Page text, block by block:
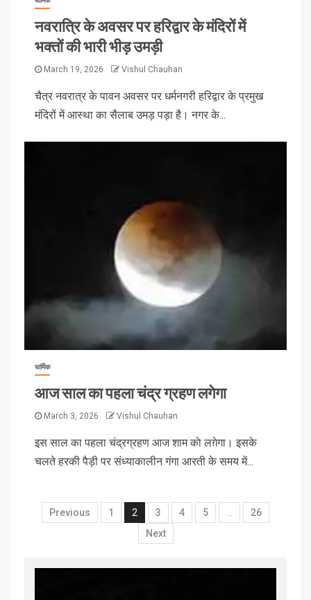
नवरात्रि के अवसर पर हरिद्वार के मंदिरों में
भक्तों की भारी भीड़ उमड़ी
March 19, 2026 Vishul Chauhan
चैत्र नवरात्र के पावन अवसर पर धर्मनगरी हरिद्वार के प्रमुख
मंदिरों में आस्था का सैलाब उमड़ पड़ा है। नगर के...
धार्मिक
आज साल का पहला चंद्र ग्रहण लगेगा
March 3, 2026 Vishul Chauhan
इस साल का पहला चंद्रग्रहण आज शाम काे लग़ेगा। इसके
चलते हरकी पैड़ी पर संध्याकालीन गंगा आरती के समय में...
Previous 1 2 3 4 5
26
Next